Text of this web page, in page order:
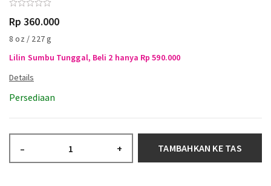
Rp 360.000
8 oz / 227 g
Lilin Sumbu Tunggal, Beli 2 hanya Rp 590.000
Persediaan
– + TAMBAHKAN KE TAS